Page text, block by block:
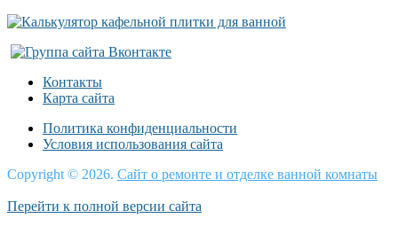
Контакты
Карта сайта
Политика конфиденциальности
Условия использования сайта
Copyright © 2026. Сайт о ремонте и отделке ванной комнаты
Перейти к полной версии сайта